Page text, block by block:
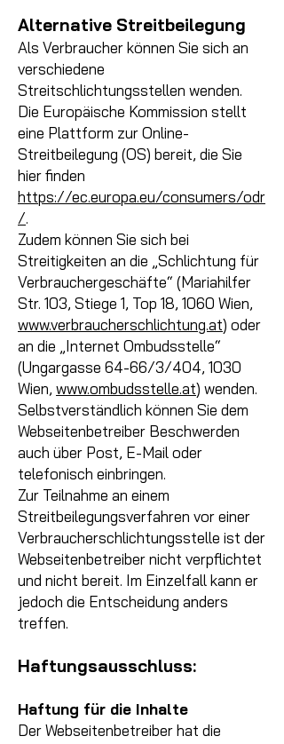
Alternative Streitbeilegung
Als Verbraucher können Sie sich an
verschiedene
Streitschlichtungsstellen wenden.
Die Europäische Kommission stellt
eine Plattform zur Online-
Streitbeilegung (OS) bereit, die Sie
hier finden
https://ec.europa.eu/consumers/odr
/.
Zudem können Sie sich bei
Streitigkeiten an die „Schlichtung für
Verbrauchergeschäfte“ (Mariahilfer
Str. 103, Stiege 1, Top 18, 1060 Wien,
www.verbraucherschlichtung.at) oder
an die „Internet Ombudsstelle“
(Ungargasse 64-66/3/404, 1030
Wien, www.ombudsstelle.at) wenden.
Selbstverständlich können Sie dem
Webseitenbetreiber Beschwerden
auch über Post, E-Mail oder
telefonisch einbringen.
Zur Teilnahme an einem
Streitbeilegungsverfahren vor einer
Verbraucherschlichtungsstelle ist der
Webseitenbetreiber nicht verpflichtet
und nicht bereit. Im Einzelfall kann er
jedoch die Entscheidung anders
treffen.
Haftungsausschluss:
Haftung für die Inhalte
Der Webseitenbetreiber hat die